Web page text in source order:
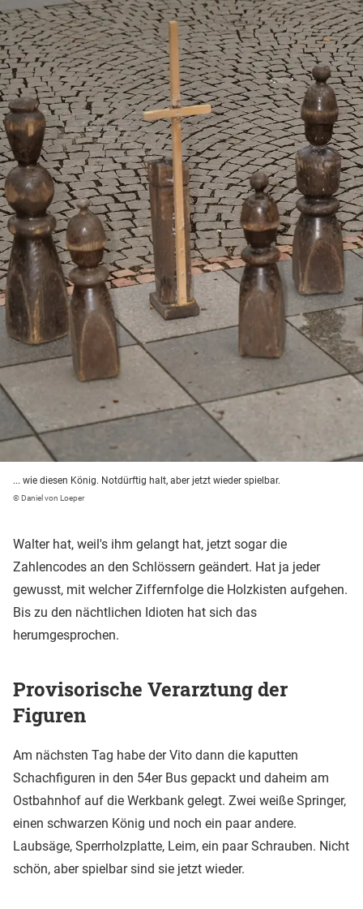
... wie diesen König. Notdürftig halt, aber jetzt wieder spielbar.
© Daniel von Loeper
Walter hat, weil's ihm gelangt hat, jetzt sogar die
Zahlencodes an den Schlössern geändert. Hat ja jeder
gewusst, mit welcher Ziffernfolge die Holzkisten aufgehen.
Bis zu den nächtlichen Idioten hat sich das
herumgesprochen.
Provisorische Verarztung der
Figuren
Am nächsten Tag habe der Vito dann die kaputten
Schachfiguren in den 54er Bus gepackt und daheim am
Ostbahnhof auf die Werkbank gelegt. Zwei weiße Springer,
einen schwarzen König und noch ein paar andere.
Laubsäge, Sperrholzplatte, Leim, ein paar Schrauben. Nicht
schön, aber spielbar sind sie jetzt wieder.